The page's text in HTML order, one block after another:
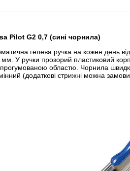
Pilot G2 0,7 (сині чорнила)
гелева ручка на кожен день
мм. У ручки прозорий пластиковий
областю. Чорнила
(додаткові стрижні можна